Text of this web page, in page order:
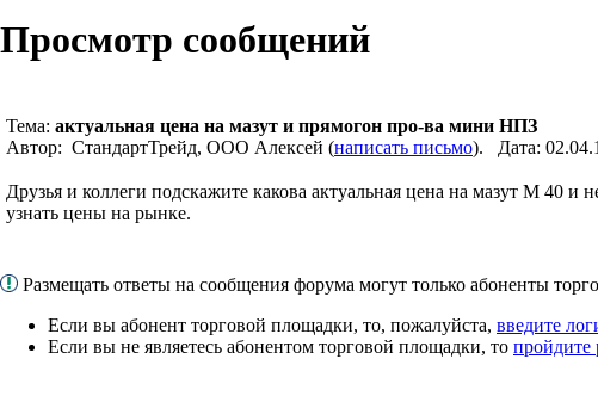
Просмотр сообщений
Тема: актуальная цена на мазут и прямогон про-ва мини НПЗ
Автор: СтандартТрейд, ООО Алексей (написать письмо). Дата:
Друзья и коллеги подскажите какова актуальная цена на мазут М 40
узнать цены на рынке.
Размещать ответы на сообщения форума могут только абоненты
Если вы абонент торговой площадки, то, пожалуйста, введите
Если вы не являетесь абонентом торговой площадки, то пройдите